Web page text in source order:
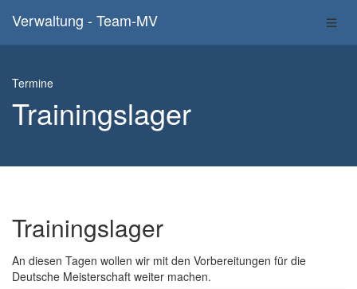
Verwaltung - Team-MV
Termine
Trainingslager
Trainingslager
An diesen Tagen wollen wir mit den Vorbereitungen für die
Deutsche Meisterschaft weiter machen.